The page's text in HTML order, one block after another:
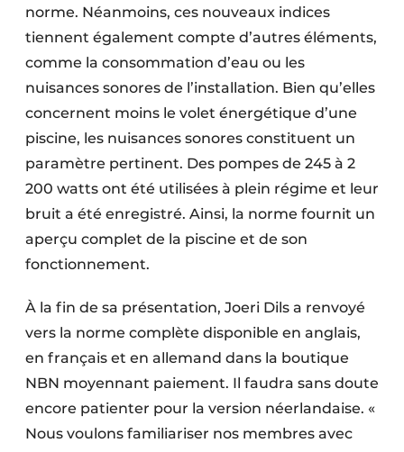
norme. Néanmoins, ces nouveaux indices
tiennent également compte d’autres éléments,
comme la consommation d’eau ou les
nuisances sonores de l’installation. Bien qu’elles
concernent moins le volet énergétique d’une
piscine, les nuisances sonores constituent un
paramètre pertinent. Des pompes de 245 à 2
200 watts ont été utilisées à plein régime et leur
bruit a été enregistré. Ainsi, la norme fournit un
aperçu complet de la piscine et de son
fonctionnement.
À la fin de sa présentation, Joeri Dils a renvoyé
vers la norme complète disponible en anglais,
en français et en allemand dans la boutique
NBN moyennant paiement. Il faudra sans doute
encore patienter pour la version néerlandaise. «
Nous voulons familiariser nos membres avec